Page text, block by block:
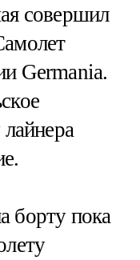
совершил
Germania.
борту пока